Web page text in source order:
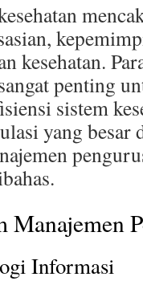
kesehatan.
penting
sistem
yang besar
Informasi